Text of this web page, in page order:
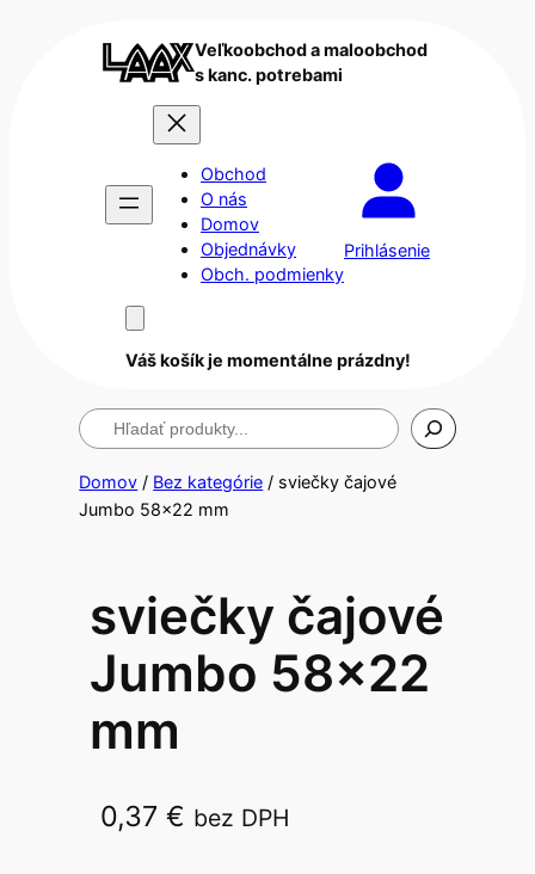
Veľkoobchod a maloobchod
s kanc. potrebami
Obchod
O nás
Domov
Objednávky
Obch. podmienky
Prihlásenie
Váš košík je momentálne prázdny!
Hľadanie
Domov / Bez kategórie / sviečky čajové
Jumbo 58×22 mm
sviečky čajové
Jumbo 58×22
mm
0,37€ bez DPH